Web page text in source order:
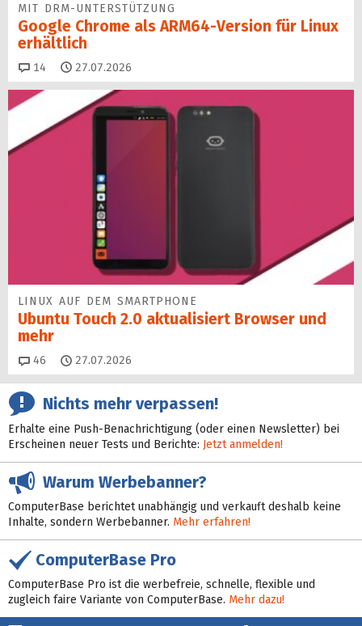
MIT DRM-UNTERSTÜTZUNG
Google Chrome als ARM64-Version für Linux
erhältlich
14 Kommentare
27.07.2026
LINUX AUF DEM SMARTPHONE
Ubuntu Touch 2.0 aktualisiert Browser und
mehr
46 Kommentare
27.07.2026
Nichts mehr verpassen!
Erhalte eine Push-Benachrichtigung (oder einen Newsletter) bei
Erscheinen neuer Tests und Berichte: Jetzt anmelden!
Warum Werbebanner?
ComputerBase berichtet unabhängig und verkauft deshalb keine
Inhalte, sondern Werbebanner. Mehr erfahren!
ComputerBase Pro
ComputerBase Pro ist die werbefreie, schnelle, flexible und
zugleich faire Variante von ComputerBase. Mehr dazu!